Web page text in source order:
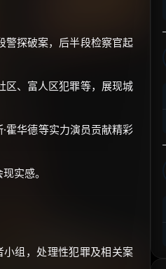
警探破案，后半段检察官起
区、富人区犯罪等，展现城
霍华德等实力演员贡献精彩
实感。
组，处理性犯罪及相关案
通过 Ko-fi 赐茶